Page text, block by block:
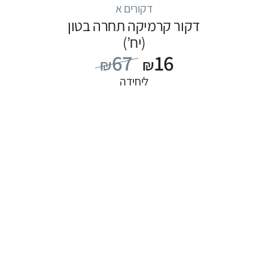
דקורים א
דקור קרמיקה תחרה בטון
(יח’)
₪67 ₪16
ליחידה